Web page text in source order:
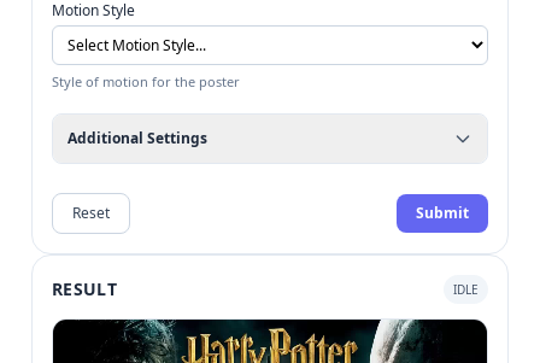
Motion Style
Style of motion for the poster
Additional Settings
Reset Submit
RESULT IDLE